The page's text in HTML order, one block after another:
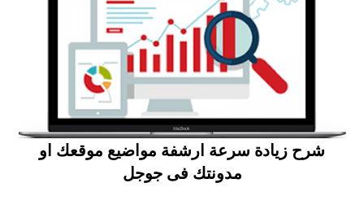
شرح زيادة سرعة ارشفة مواضيع موقعك او
مدونتك فى جوجل